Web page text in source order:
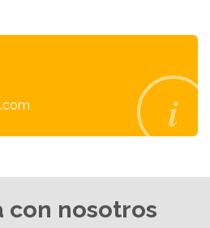
con nosotros